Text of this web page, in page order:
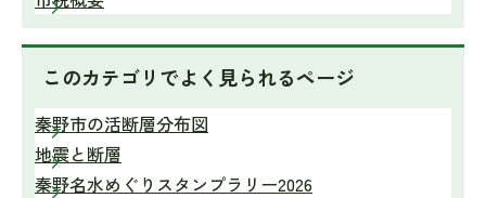
このカテゴリでよく見られるページ
秦野市の活断層分布図
地震と断層
秦野名水めぐりスタンプラリー2026